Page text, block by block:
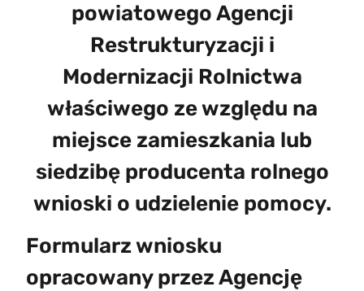
powiatowego Agencji
Restrukturyzacji i
Modernizacji Rolnictwa
właściwego ze względu na
miejsce zamieszkania lub
siedzibę producenta rolnego
wnioski o udzielenie pomocy.
Formularz wniosku
opracowany przez Agencję